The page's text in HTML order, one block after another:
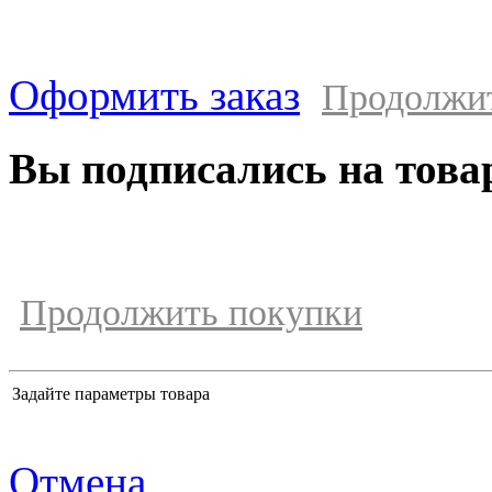
Оформить заказ
Вы подписались на
Продолжить покупки
Задайте параметры товара
Отмена